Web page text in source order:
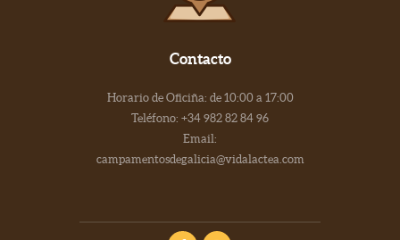
Contacto
Horario de Oficiña: de 10:00 a 17:00
Teléfono: +34 982 82 84 96
Email:
campamentosdegalicia@vidalactea.com